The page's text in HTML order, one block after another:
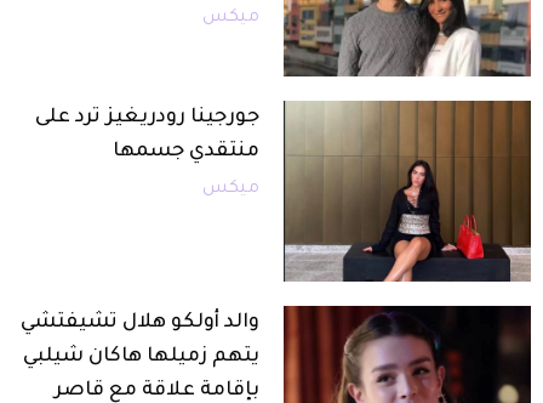
ميكس
جورجينا رودريغيز ترد على
منتقدي جسمها
ميكس
والد أولكو هلال تشيفتشي
يتهم زميلها هاكان شيلبي
بإقامة علاقة مع قاصر